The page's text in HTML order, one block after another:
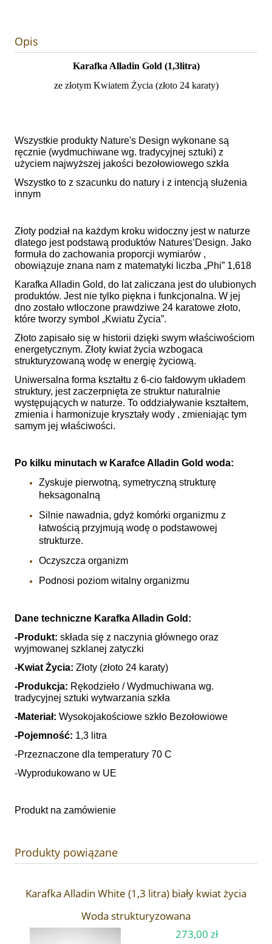
Opis
Karafka Alladin Gold (1,3litra)
ze złotym Kwiatem Życia (złoto 24 karaty)
Wszystkie produkty Nature's Design wykonane są
ręcznie (wydmuchiwane wg. tradycyjnej sztuki) z
użyciem najwyższej jakości bezołowiowego szkła
Wszystko to z szacunku do natury i z intencją służenia
innym
Złoty podział na każdym kroku widoczny jest w naturze
dlatego jest podstawą produktów Natures’Design. Jako
formuła do zachowania proporcji wymiarów ,
obowiązuje znana nam z matematyki liczba „Phi” 1,618
Karafka Alladin Gold, do lat zaliczana jest do ulubionych
produktów. Jest nie tylko piękna i funkcjonalna. W jej
dno zostało wtłoczone prawdziwe 24 karatowe złoto,
które tworzy symbol „Kwiatu Życia”.
Złoto zapisało się w historii dzięki swym właściwościom
energetycznym. Złoty kwiat życia wzbogaca
strukturyzowaną wodę w energię życiową.
Uniwersalna forma kształtu z 6-cio fałdowym układem
struktury, jest zaczerpnięta ze struktur naturalnie
występujących w naturze. To oddziaływanie kształtem,
zmienia i harmonizuje kryształy wody , zmieniając tym
samym jej właściwości.
Po kilku minutach w Karafce Alladin Gold woda:
Zyskuje pierwotną, symetryczną strukturę
heksagonalną
Silnie nawadnia, gdyż komórki organizmu z
łatwością przyjmują wodę o podstawowej
strukturze.
Oczyszcza organizm
Podnosi poziom witalny organizmu
Dane techniczne Karafka Alladin Gold:
-Produkt: składa się z naczynia głównego oraz
wyjmowanej szklanej zatyczki
-Kwiat Życia: Złoty (złoto 24 karaty)
-Produkcja: Rękodzieło / Wydmuchiwana wg.
tradycyjnej sztuki wytwarzania szkła
-Materiał: Wysokojakościowe szkło Bezołowiowe
-Pojemność: 1,3 litra
-Przeznaczone dla temperatury 70 C
-Wyprodukowano w UE
Produkt na zamówienie
Produkty powiązane
Karafka Alladin White (1,3 litra) biały kwiat życia
Woda strukturyzowana
273,00 zł